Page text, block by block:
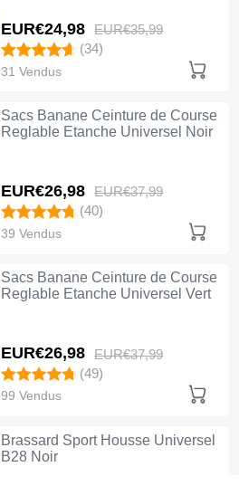
EUR€24,98 EUR€35,99
(34)
31 Vendus
Sacs Banane Ceinture de Course
Reglable Etanche Universel Noir
EUR€26,98 EUR€37,99
(40)
39 Vendus
Sacs Banane Ceinture de Course
Reglable Etanche Universel Vert
EUR€26,98 EUR€37,99
(49)
99 Vendus
Brassard Sport Housse Universel
B28 Noir